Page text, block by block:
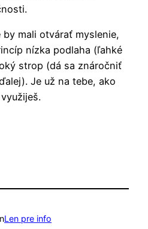
by mali otvárať myslenie,
nízka podlaha (ľahké
strop (dá sa znáročniť
Je už na tebe, ako
Len pre info